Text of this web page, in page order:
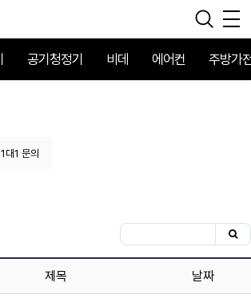
공기청정기 비데 에어컨 주방가
1대1 문의
제목 날짜